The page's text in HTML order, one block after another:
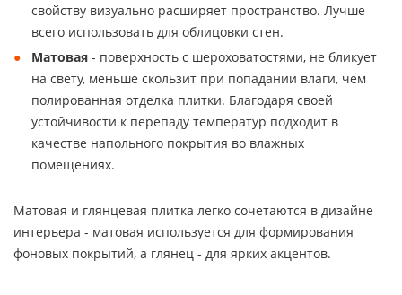
свойству визуально расширяет пространство. Лучше
всего использовать для облицовки стен.
Матовая - поверхность с шероховатостями, не бликует
на свету, меньше скользит при попадании влаги, чем
полированная отделка плитки. Благодаря своей
устойчивости к перепаду температур подходит в
качестве напольного покрытия во влажных
помещениях.
Матовая и глянцевая плитка легко сочетаются в дизайне
интерьера - матовая используется для формирования
фоновых покрытий, а глянец - для ярких акцентов.